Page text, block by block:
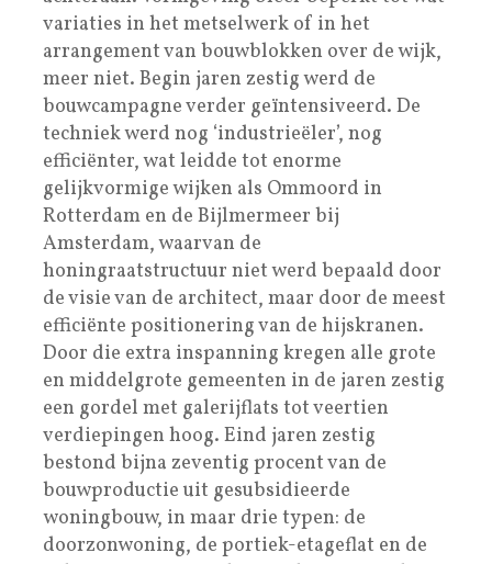
variaties in het metselwerk of in het
arrangement van bouwblokken over de wijk,
meer niet. Begin jaren zestig werd de
bouwcampagne verder geïntensiveerd. De
techniek werd nog ‘industrieëler’, nog
efficiënter, wat leidde tot enorme
gelijkvormige wijken als Ommoord in
Rotterdam en de Bijlmermeer bij
Amsterdam, waarvan de
honingraatstructuur niet werd bepaald door
de visie van de architect, maar door de meest
efficiënte positionering van de hijskranen.
Door die extra inspanning kregen alle grote
en middelgrote gemeenten in de jaren zestig
een gordel met galerijflats tot veertien
verdiepingen hoog. Eind jaren zestig
bestond bijna zeventig procent van de
bouwproductie uit gesubsidieerde
woningbouw, in maar drie typen: de
doorzonwoning, de portiek-etageflat en de